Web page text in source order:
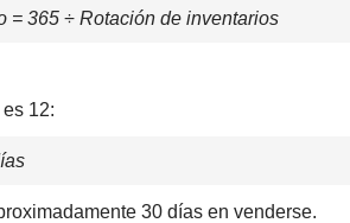
= 365 ÷ Rotación de inventarios
12:
30 días en venderse.